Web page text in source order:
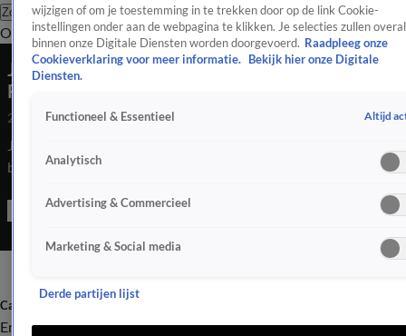
Zoeken
OverzichtEntertainmentSpraakmakendRealityCrimeVideo's
Jason en Annet genieten van exit 'pestkop'
Rocky
23 okt 2024, 12:33
Jason en Annet zijn er niet rouwig over dat Rocky een zwarte
brief heeft ontvangen en per direct naar huis gaat.
Categorieën
Entertainment
wijzigen of om je toestemming in te trekken door op de link Cookie-
instellingen onder aan de webpagina te klikken. Je selecties zullen overal
binnen onze Digitale Diensten worden doorgevoerd. Raadpleeg onze
Cookieverklaring voor meer informatie.
Bekijk hier onze Digitale
Diensten.
Functioneel & Essentieel Altijd
Analytisch
Advertising & Commercieel
Marketing & Social media
Derde partijen lijst